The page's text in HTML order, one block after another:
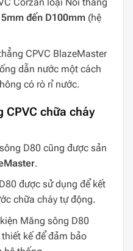
đến D100mm(hệ
CPVC BlazeMaster
dẫn nước một cách
có rò rỉ nước.
CPVC chữa cháy
D80 cũng được sản
.
được sử dụng để kết
chữa cháy tự động.
Măng sông D80
kế để đảm bảo